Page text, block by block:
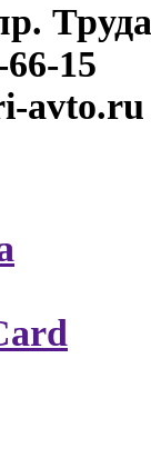
15
avto.ru